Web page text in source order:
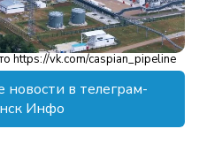
https://vk.com/caspian_pipeline
новости в телеграм-
Инфо